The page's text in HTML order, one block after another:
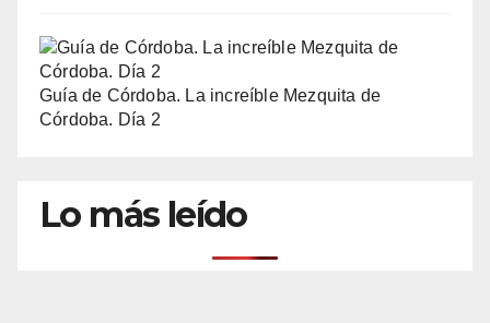
Guía de Córdoba. La increíble Mezquita de
Córdoba. Día 2
Lo más leído